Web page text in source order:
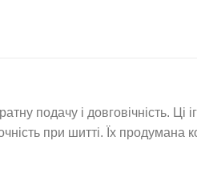
подачу і довговічність. Ці
при шитті. Їх продумана